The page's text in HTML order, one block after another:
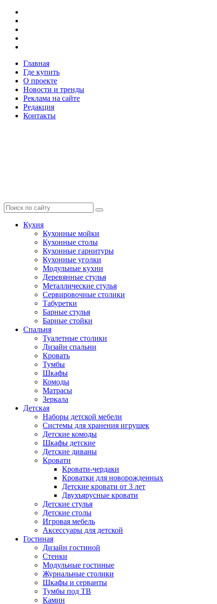
Главная
Где купить
О проекте
Новости и тренды
Реклама на сайте
Редакция
Контакты
Кухня
Кухонные мойки
Кухонные столы
Кухонные гарнитуры
Кухонные уголки
Модульные кухни
Деревянные стулья
Металлические стулья
Сервировочные столики
Табуретки
Барные стулья
Барные стойки
Спальня
Туалетные столики
Дизайн спальни
Кровать
Тумбы
Шкафы
Комоды
Матрасы
Зеркала
Детская
Наборы детской мебели
Системы для хранения игрушек
Детские комоды
Шкафы детские
Детские диваны
Кровати
Кровати-чердаки
Кроватки для новорожденных
Детские кровати от 3 лет
Двухъярусные кровати
Детские стулья
Детские столы
Игровая мебель
Аксессуары для детской
Гостиная
Дизайн гостиной
Стенки
Модульные гостиные
Журнальные столики
Шкафы и серванты
Тумбы под ТВ
Камин